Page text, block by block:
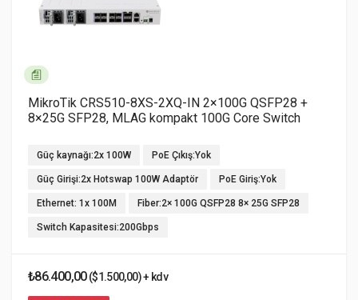
MikroTik CRS510-8XS-2XQ-IN 2×100G QSFP28 +
8×25G SFP28, MLAG kompakt 100G Core Switch
Güç kaynağı:2x 100W PoE Çıkış:Yok
Güç Girişi:2x Hotswap 100W Adaptör PoE Giriş:Yok
Ethernet: 1x 100M Fiber:2× 100G QSFP28 8× 25G SFP28
Switch Kapasitesi:200Gbps
₺86.400,00($1.500,00) + kdv